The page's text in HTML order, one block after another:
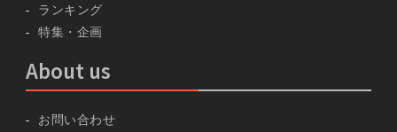
ランキング
特集・企画
About us
お問い合わせ